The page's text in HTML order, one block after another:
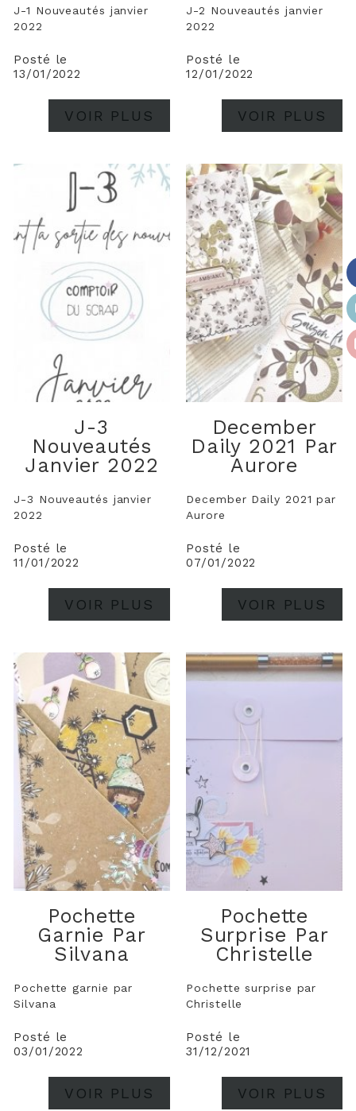
J-1 Nouveautés janvier
2022
Posté le
13/01/2022
VOIR PLUS
J-2 Nouveautés janvier
2022
Posté le
12/01/2022
VOIR PLUS
J-3
Nouveautés
Janvier 2022
J-3 Nouveautés janvier
2022
Posté le
11/01/2022
VOIR PLUS
December
Daily 2021 Par
Aurore
December Daily 2021 par
Aurore
Posté le
07/01/2022
VOIR PLUS
Pochette
Garnie Par
Silvana
Pochette garnie par
Silvana
Posté le
03/01/2022
VOIR PLUS
Pochette
Surprise Par
Christelle
Pochette surprise par
Christelle
Posté le
31/12/2021
VOIR PLUS